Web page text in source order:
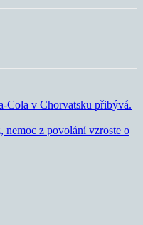
Cola v Chorvatsku přibývá.
nemoc z povolání vzroste o